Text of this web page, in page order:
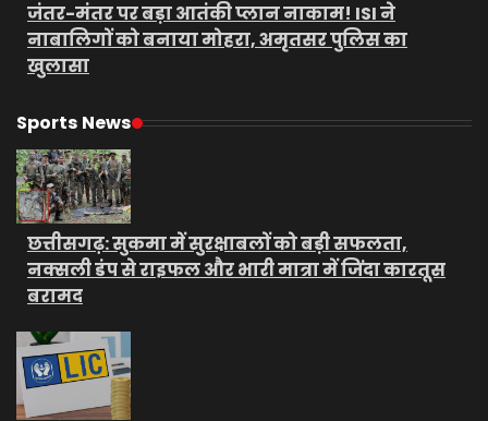
जंतर-मंतर पर बड़ा आतंकी प्लान नाकाम! ISI ने
नाबालिगों को बनाया मोहरा, अमृतसर पुलिस का
खुलासा
Sports News
छत्तीसगढ़: सुकमा में सुरक्षाबलों को बड़ी सफलता,
नक्सली डंप से राइफल और भारी मात्रा में जिंदा कारतूस
बरामद